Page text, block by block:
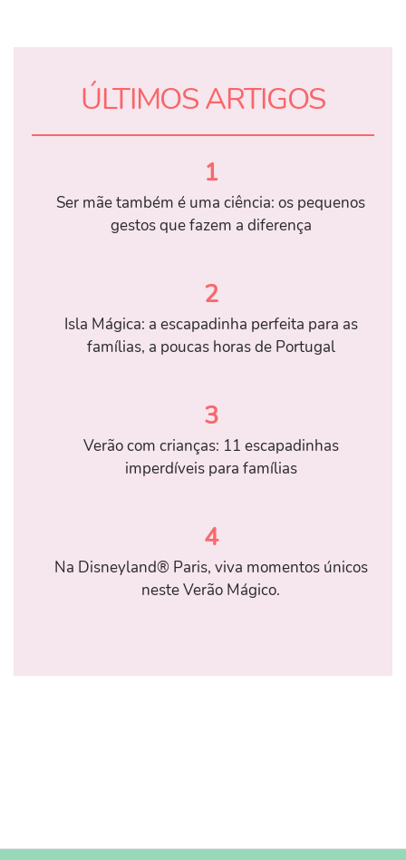
ÚLTIMOS ARTIGOS
1
Ser mãe também é uma ciência: os pequenos
gestos que fazem a diferença
2
Isla Mágica: a escapadinha perfeita para as
famílias, a poucas horas de Portugal
3
Verão com crianças: 11 escapadinhas
imperdíveis para famílias
4
Na Disneyland® Paris, viva momentos únicos
neste Verão Mágico.